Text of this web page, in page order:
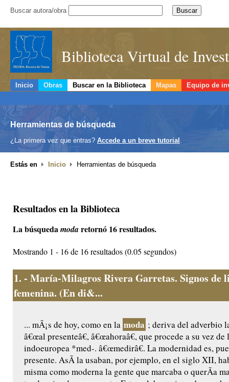
Buscar autora/obra
Biblioteca Virtual de
Inicio Obras Buscar en la Biblioteca Mapas Equipo de
Herramientas de búsqueda
¿La primera vez que entras? Accede a un breve tutorial .
Estás en Inicio Herramientas de búsqueda
Resultados en la Biblioteca
La búsquedamodaretornó 16 resultados.
Mostrando 1 - 16 de 16 resultados (0.05 segundos)
1. - María-Milagros Rivera Garretas. Signos de
femenina. (En di&...
... mÃ¡s de hoy, como en la moda ; deriva del adverbio
â€œal presenteâ€, â€œahoraâ€, que procede a su vez
indoeuropea *med-. â€œmedirâ€. La modernidad es,
presente. AsÃ­ la usaban, por ejemplo, en el siglo XII,
misma como moderna la gente que marcaba o querÃ­a